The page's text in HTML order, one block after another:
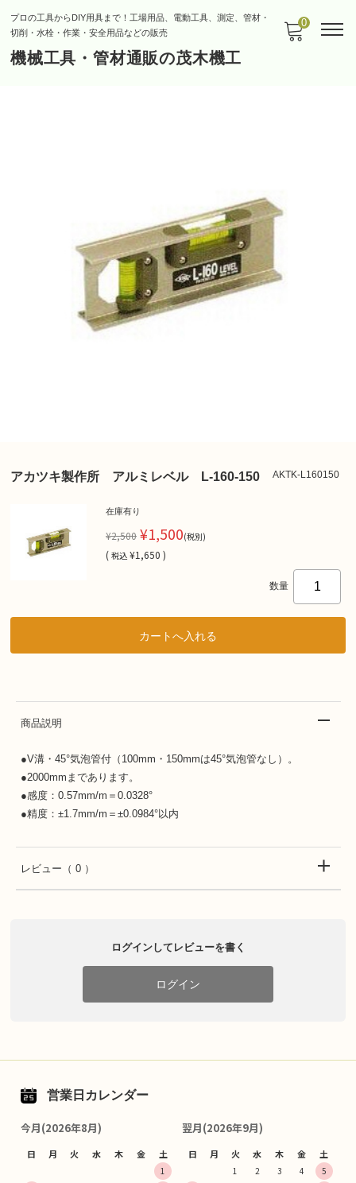
プロの工具からDIY用具まで！工場用品、電動工具、測定、管材・
切削・水栓・作業・安全用品などの販売
機械工具・管材通販の茂木機工
0
アカツキ製作所 アルミレベル L-160-150 AKTK-L160150
在庫有り
¥2,500 ¥1,500(税別)
( 税込 ¥1,650 )
数量
商品説明
●V溝・45°気泡管付（100mm・150mmは45°気泡管なし）。
●2000mmまであります。
●感度：0.57mm/m＝0.0328°
●精度：±1.7mm/m＝±0.0984°以内
レビュー （ 0 ）
ログインしてレビューを書く
ログイン
営業日カレンダー
今月(2026年8月)
日 月 火 水 木 金 土
1
翌月(2026年9月)
日 月 火 水 木 金 土
1 2 3 4
5